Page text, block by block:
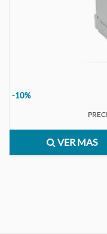
-10%
VER MAS